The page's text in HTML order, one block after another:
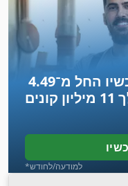
11 מיליון קונים
*למודעה/לחודש